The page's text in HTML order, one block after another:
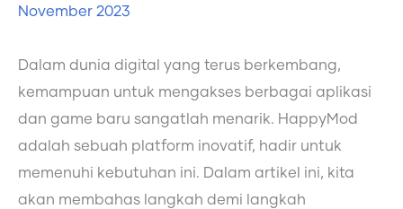
November 2023
Dalam dunia digital yang terus berkembang,
kemampuan untuk mengakses berbagai aplikasi
dan game baru sangatlah menarik. HappyMod
adalah sebuah platform inovatif, hadir untuk
memenuhi kebutuhan ini. Dalam artikel ini, kita
akan membahas langkah demi langkah